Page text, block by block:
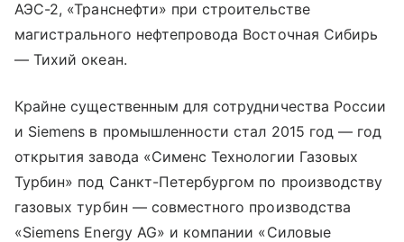
АЭС-2, «Транснефти» при строительстве
магистрального нефтепровода Восточная Сибирь
— Тихий океан.
Крайне существенным для сотрудничества России
и Siemens в промышленности стал 2015 год — год
открытия завода «Сименс Технологии Газовых
Турбин» под Санкт-Петербургом по производству
газовых турбин — совместного производства
«Siemens Energy AG» и компании «Силовые